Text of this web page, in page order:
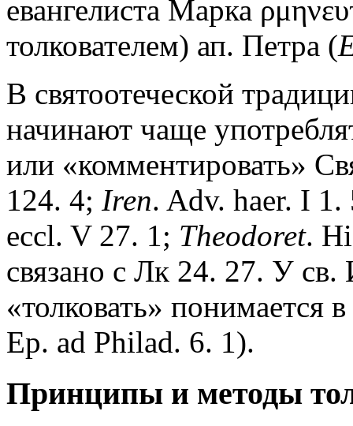
евангелиста Марка
толкователем) ап. Петра (
В святоотеческой
начинают чаще
или «комментировать»
124. 4; Iren. Adv. haer. I 1.
eccl. V 27. 1; Theodoret.
связано с Лк 24. 27. У св.
«толковать» понимается
Ep. ad Philad. 6. 1).
Принципы и методы